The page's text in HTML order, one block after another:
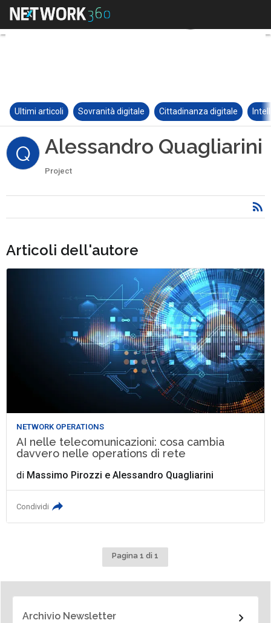
Ultimi articoli Sovranità digitale Cittadinanza digitale
Q Alessandro Quagliarini
Project
Articoli dell'autore
NETWORK OPERATIONS
AI nelle telecomunicazioni: cosa cambia
davvero nelle operations di rete
di Massimo Pirozzi eAlessandro Quagliarini
Condividi
Pagina 1 di 1
Archivio Newsletter